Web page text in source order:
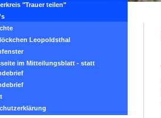
"Trauer teilen"
Leopoldsthal
im Mitteilungsblatt - statt